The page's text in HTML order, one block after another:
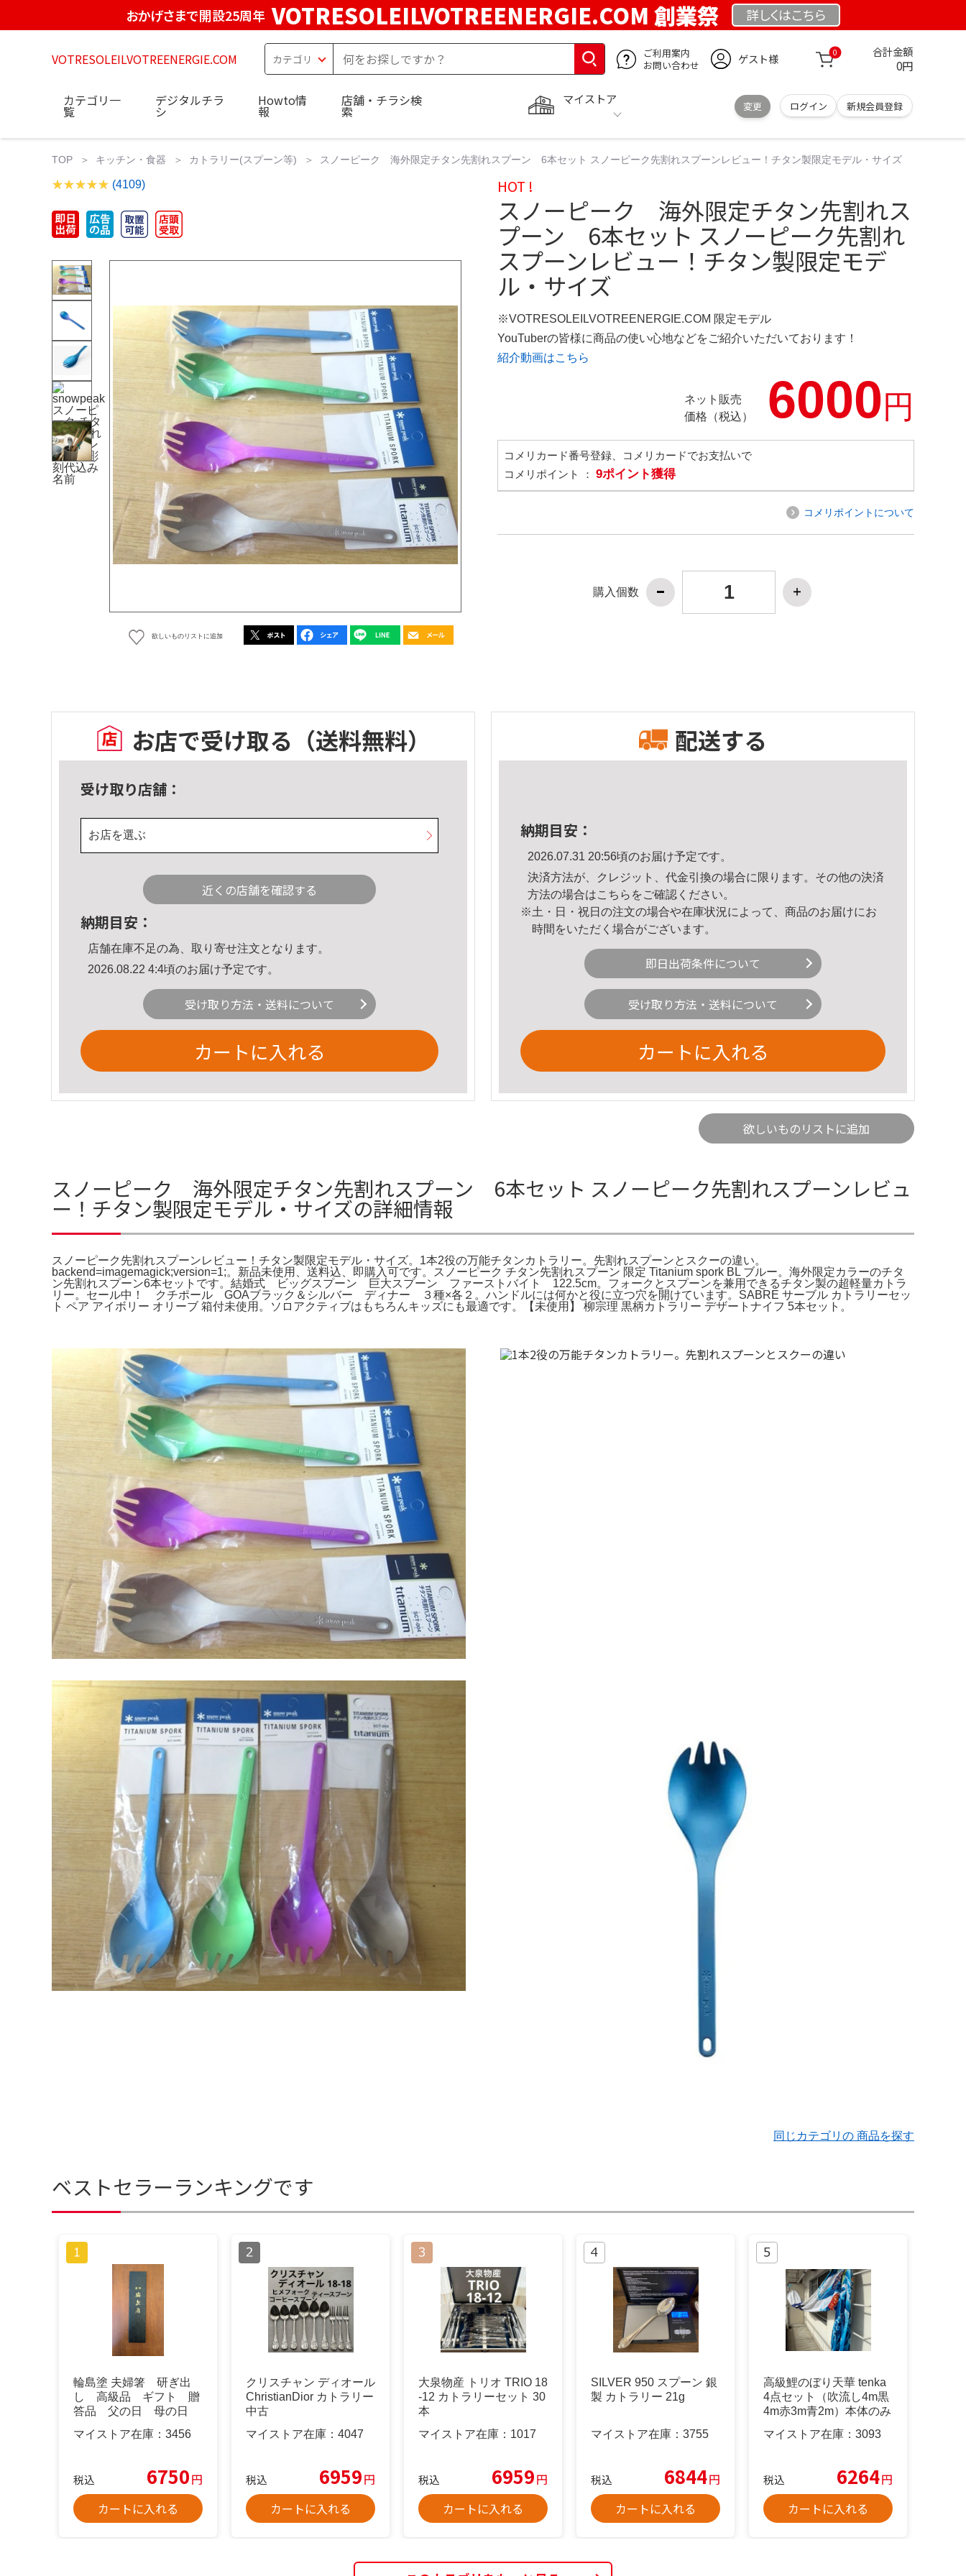
おかげさまで開設25周年 VOTRESOLEILVOTREENERGIE.COM 創業祭 詳しくはこちら
VOTRESOLEILVOTREENERGIE.COM
ご利用案内
お問い合わせ
ゲスト様 0 合計金額
0円
マイストア
変更 ログイン 新規会員登録
カテゴリ一
覧
デジタルチラ
シ
Howto情
報
店舗・チラシ検
索
TOP キッチン・食器 カトラリー(スプーン等) スノーピーク 海外限定チタン先割れスプーン 6本セット スノーピーク先割れスプーンレビュー！チタン製限定モデル・サイズ
(4109)
欲しいものリストに追加
HOT !
スノーピーク 海外限定チタン先割れス
プーン 6本セット スノーピーク先割れ
スプーンレビュー！チタン製限定モデ
ル・サイズ
※VOTRESOLEILVOTREENERGIE.COM 限定モデル
YouTuberの皆様に商品の使い心地などをご紹介いただいております！
紹介動画はこちら
ネット販売
価格（税込）
6000円
コメリカード番号登録、コメリカードでお支払いで
コメリポイント ： 9ポイント獲得
コメリポイントについて
購入個数
お店で受け取る （送料無料）
受け取り店舗：
お店を選ぶ
近くの店舗を確認する
納期目安：
店舗在庫不足の為、取り寄せ注文となります。
2026.08.22 4:4頃のお届け予定です。
受け取り方法・送料について
カートに入れる
配送する
納期目安：
2026.07.31 20:56頃のお届け予定です。
決済方法が、クレジット、代金引換の場合に限ります。その他の決済
方法の場合はこちら をご確認ください。
※土・日・祝日の注文の場合や在庫状況によって、商品のお届けにお
時間をいただく場合がございます。
即日出荷条件について
受け取り方法・送料について
カートに入れる
欲しいものリストに追加
スノーピーク 海外限定チタン先割れスプーン 6本セット スノーピーク先割れスプーンレビュ
ー！チタン製限定モデル・サイズの詳細情報
スノーピーク先割れスプーンレビュー！チタン製限定モデル・サイズ。1本2役の万能チタンカトラリー。先割れスプーンとスクーの違い。
backend=imagemagick;version=1;。新品未使用、送料込、即購入可です。スノーピーク チタン先割れスプーン 限定 Titanium spork BL ブルー。海外限定カラーのチタ
ン先割れスプーン6本セットです。結婚式 ビッグスプーン 巨大スプーン ファーストバイト 122.5cm。フォークとスプーンを兼用できるチタン製の超軽量カトラ
リー。セール中！ クチポール GOAブラック＆シルバー ディナー ３種×各２。ハンドルには何かと役に立つ穴を開けています。SABRE サーブル カトラリーセッ
ト ペア アイボリー オリーブ 箱付未使用。ソロアクティブはもちろんキッズにも最適です。【未使用】 柳宗理 黒柄カトラリー デザートナイフ 5本セット。
同じカテゴリの 商品を探す
ベストセラーランキングです
輪島塗 夫婦箸 研ぎ出
し 高級品 ギフト 贈
答品 父の日 母の日
マイストア在庫： 3456
税込 6750円
カートに入れる
クリスチャン ディオール
ChristianDior カトラリー
中古
マイストア在庫： 4047
税込 6959円
カートに入れる
大泉物産 トリオ TRIO 18
-12 カトラリーセット 30
本
マイストア在庫： 1017
税込 6959円
カートに入れる
SILVER 950 スプーン 銀
製 カトラリー 21g
マイストア在庫： 3755
税込 6844円
カートに入れる
高級鯉のぼり天華 tenka
4点セット（吹流し4m黒
4m赤3m青2m）本体のみ
マイストア在庫： 3093
税込 6264円
カートに入れる